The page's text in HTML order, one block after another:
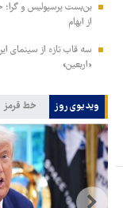
بن‌بست پرسپولیس و گرا؛
از ابهام
سه قاب تازه از سینمای
«اربعین»
ویدیوی روز خط قرمز